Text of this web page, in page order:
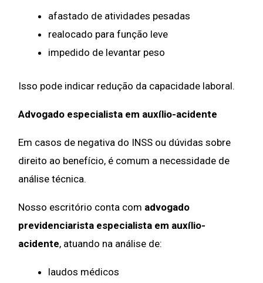
afastado de atividades pesadas
realocado para função leve
impedido de levantar peso
Isso pode indicar redução da capacidade laboral.
Advogado especialista em auxílio-acidente
Em casos de negativa do INSS ou dúvidas sobre
direito ao benefício, é comum a necessidade de
análise técnica.
Nosso escritório conta com advogado
previdenciarista especialista em auxílio-
acidente, atuando na análise de:
laudos médicos